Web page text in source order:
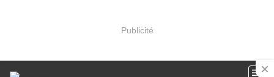
Publicité